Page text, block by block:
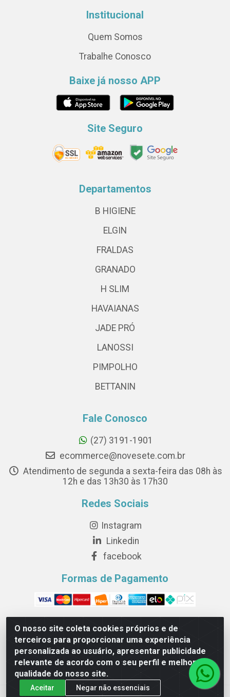
O nosso site coleta cookies próprios e de
terceiros para proporcionar uma experiência
personalizada ao usuário, apresentar publicidade
relevante de acordo com o seu perfil e melhorar a
qualidade do nosso site.
Aceitar Negar não essenciais
Institucional
Quem Somos
Trabalhe Conosco
Baixe já nosso APP
Site Seguro
Departamentos
B HIGIENE
ELGIN
FRALDAS
GRANADO
H SLIM
HAVAIANAS
JADE PRÓ
LANOSSI
PIMPOLHO
BETTANIN
Fale Conosco
(27) 3191-1901
ecommerce@novesete.com.br
Atendimento de segunda a sexta-feira das 08h às
12h e das 13h30 às 17h30
Redes Sociais
Instagram
Linkedin
facebook
Formas de Pagamento
Novesete Distribuidora LTDA - Avenida Setecentos, S/N,
Terminal Intermodal da Serra, Serra/ES - CEP 29161-414 -
CNPJ 29.479.604/0001-44